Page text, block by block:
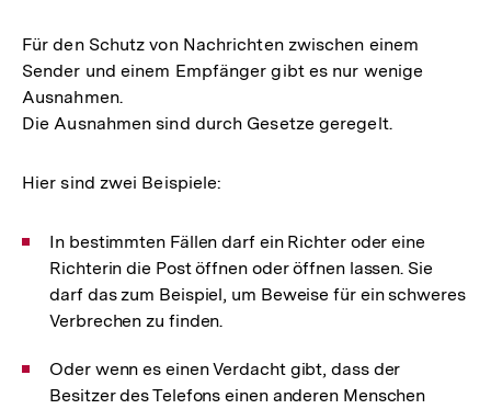
Für den Schutz von Nachrichten zwischen einem
Sender und einem Empfänger gibt es nur wenige
Ausnahmen.
Die Ausnahmen sind durch Gesetze geregelt.
Hier sind zwei Beispiele:
In bestimmten Fällen darf ein Richter oder eine
Richterin die Post öffnen oder öffnen lassen. Sie
darf das zum Beispiel, um Beweise für ein schweres
Verbrechen zu finden.
Oder wenn es einen Verdacht gibt, dass der
Besitzer des Telefons einen anderen Menschen